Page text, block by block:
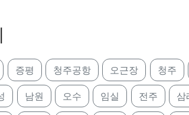
증평 청주공항 오근장 청주
남원 오수 임실 전주 삼